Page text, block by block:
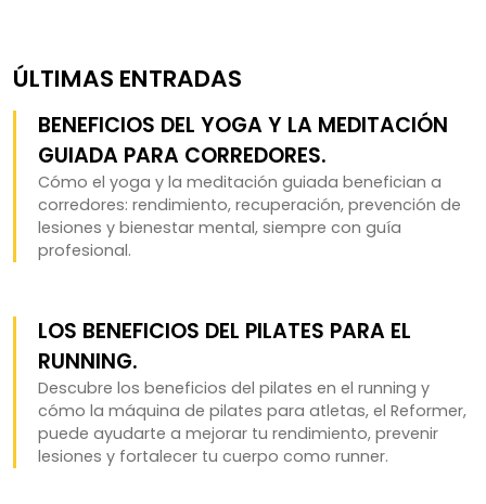
ÚLTIMAS ENTRADAS
BENEFICIOS DEL YOGA Y LA MEDITACIÓN
GUIADA PARA CORREDORES.
Cómo el yoga y la meditación guiada benefician a
corredores: rendimiento, recuperación, prevención de
lesiones y bienestar mental, siempre con guía
profesional.
LOS BENEFICIOS DEL PILATES PARA EL
RUNNING.
Descubre los beneficios del pilates en el running y
cómo la máquina de pilates para atletas, el Reformer,
puede ayudarte a mejorar tu rendimiento, prevenir
lesiones y fortalecer tu cuerpo como runner.